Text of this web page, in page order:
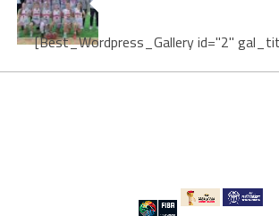
[Best_Wordpress_Gallery id="2"